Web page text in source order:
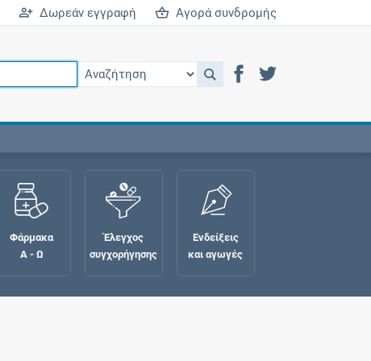
Δωρεάν εγγραφή Αγορά συνδρομής
Φάρμακα
Α - Ω
Έλεγχος
συγχορήγησης
Ενδείξεις
και αγωγές